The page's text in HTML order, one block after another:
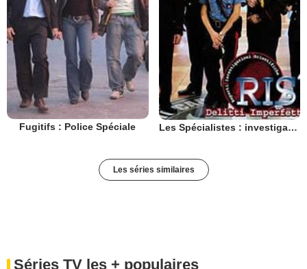
Fugitifs : Police Spéciale Les Spécialistes : investigation scientifique
Les séries similaires
Séries TV les + populaires